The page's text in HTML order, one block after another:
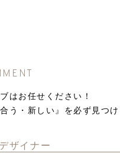
はお任せください！
う・新しい』を必ず見つけ
ザイナー